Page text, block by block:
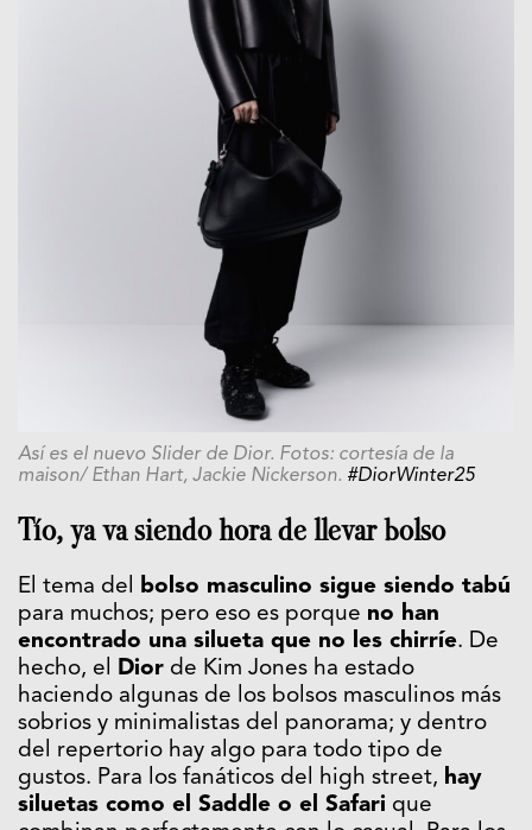
Así es el nuevo Slider de Dior. Fotos: cortesía de la
maison/ Ethan Hart, Jackie Nickerson. #DiorWinter25
Tío, ya va siendo hora de llevar bolso
El tema del bolso masculino sigue siendo tabú
para muchos; pero eso es porque no han
encontrado una silueta que no les chirríe. De
hecho, el Dior de Kim Jones ha estado
haciendo algunas de los bolsos masculinos más
sobrios y minimalistas del panorama; y dentro
del repertorio hay algo para todo tipo de
gustos. Para los fanáticos del high street, hay
siluetas como el Saddle o el Safari que